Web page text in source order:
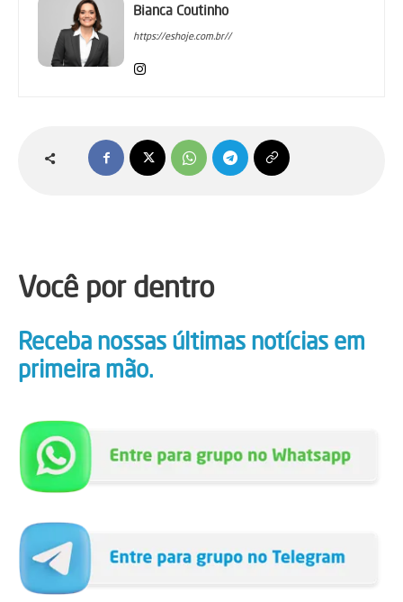
Bianca Coutinho
https://eshoje.com.br//
Você por dentro
Receba nossas últimas notícias em
primeira mão.